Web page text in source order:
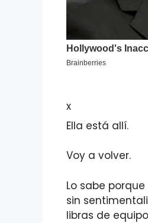
x
Ella está allí.
Voy a volver.
Lo sabe
sin
libras de